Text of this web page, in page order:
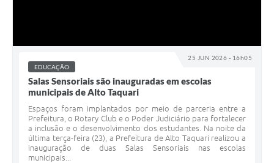
25 JUN 2026 - 16h05
EDUCAÇÃO
Salas Sensoriais são inauguradas em escolas
municipais de Alto Taquari
Espaços foram implantados por meio de parceria entre a
Prefeitura, o Rotary Club e o Poder Judiciário para fortalecer
a inclusão e o desenvolvimento dos estudantes. Na noite da
última terça-feira (23), a Prefeitura de Alto Taquari realizou a
inauguração de duas Salas Sensoriais nas escolas
municipais...